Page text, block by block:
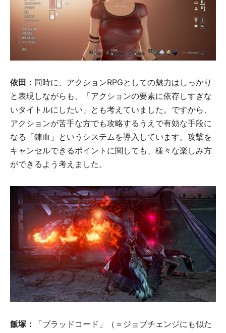
依田： 同時に、アクションRPGとしての魅力はしっかり
と表現しながらも、「アクションの要素に依存しすぎな
いタイトルにしたい」とも考えていました。ですから、
アクションが苦手な方でも攻略するうえで有効な手段に
なる「錬血」というシステムを導入しています。攻撃を
キャンセルできるポイントに関しても、様々な楽しみ方
ができるよう考えました。
飯塚：
「ブラッドコード」（＝ジョブチェンジにも似た